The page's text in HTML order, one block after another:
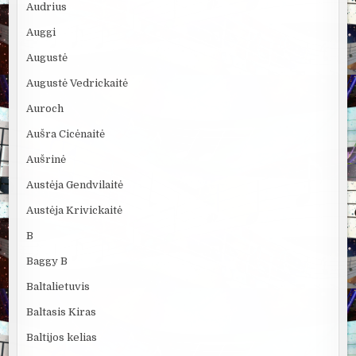
Audrius
Auggi
Augustė
Augustė Vedrickaitė
Auroch
Aušra Cicėnaitė
Aušrinė
Austėja Gendvilaitė
Austėja Krivickaitė
B
Baggy B
Baltalietuvis
Baltasis Kiras
Baltijos kelias